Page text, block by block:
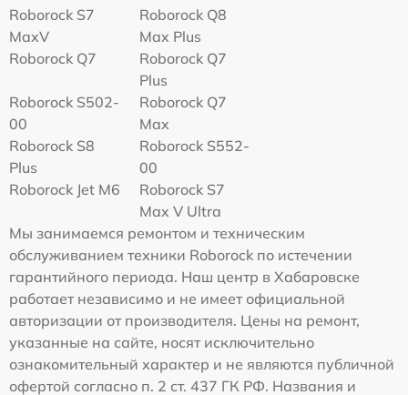
Roborock S7
MaxV
Roborock Q8
Max Plus
Roborock Q7
Roborock Q7
Plus
Roborock S502-
00
Roborock Q7
Max
Roborock S8
Plus
Roborock S552-
00
Roborock Jet M6
Roborock S7
Max V Ultra
Мы занимаемся ремонтом и техническим
обслуживанием техники Roborock по истечении
гарантийного периода. Наш центр в Хабаровске
работает независимо и не имеет официальной
авторизации от производителя. Цены на ремонт,
указанные на сайте, носят исключительно
ознакомительный характер и не являются публичной
офертой согласно п. 2 ст. 437 ГК РФ. Названия и